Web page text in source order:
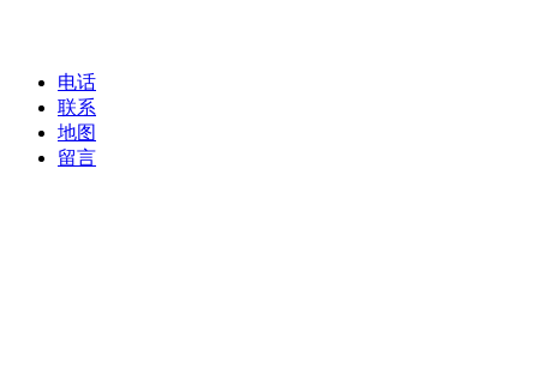
电话
联系
地图
留言